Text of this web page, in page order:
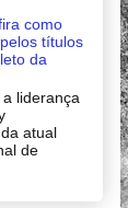
como
títulos
da
liderança
atual
de